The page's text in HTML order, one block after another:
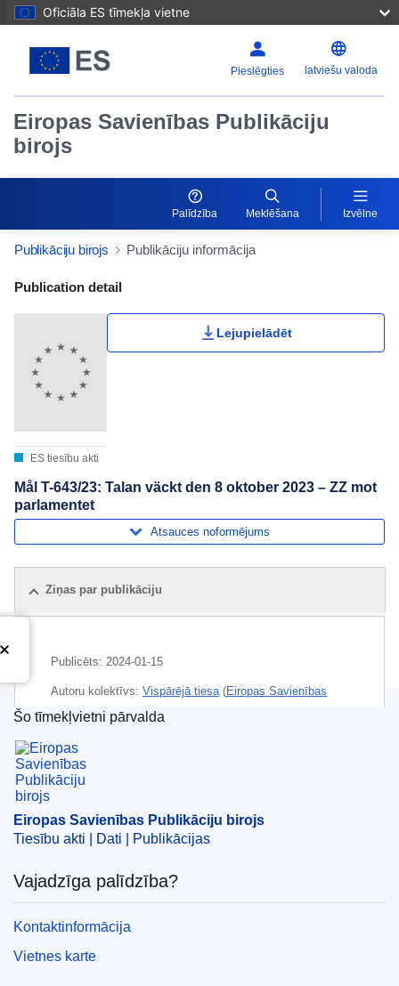
Oficiāla ES tīmekļa vietne
Pieslēgties latviešu valoda
Eiropas Savienības Publikāciju
birojs
Palīdzība Meklēšana Izvēlne
Publikāciju birojs Publikāciju informācija
Publication Detail Actions Portlet
Publication detail
ES tiesību akti
Lejupielādēt
Mål T-643/23: Talan väckt den 8 oktober 2023 – ZZ mot
parlamentet
Atsauces noformējums
Ziņas par publikāciju
Publicēts: 2024-01-15
Autoru kolektīvs: Vispārējā tiesa(Eiropas Savienības
Tiesa)
Temats:
maksātspēja
tiesiskās noteiktības princips,vienāda attieksme
īpašuma tiesības
OJ : C_202400025
IMMC : REQ-T-0643-2023
Eiropas Savienības Publikāciju birojs
Šo tīmekļvietni pārvalda
Eiropas Savienības Publikāciju birojs
Tiesību akti | Dati | Publikācijas
Vajadzīga palīdzība?
Kontaktinformācija
Vietnes karte